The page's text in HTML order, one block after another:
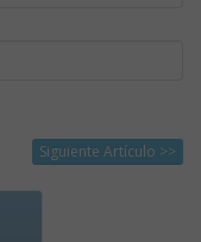
Siguiente Artículo >>